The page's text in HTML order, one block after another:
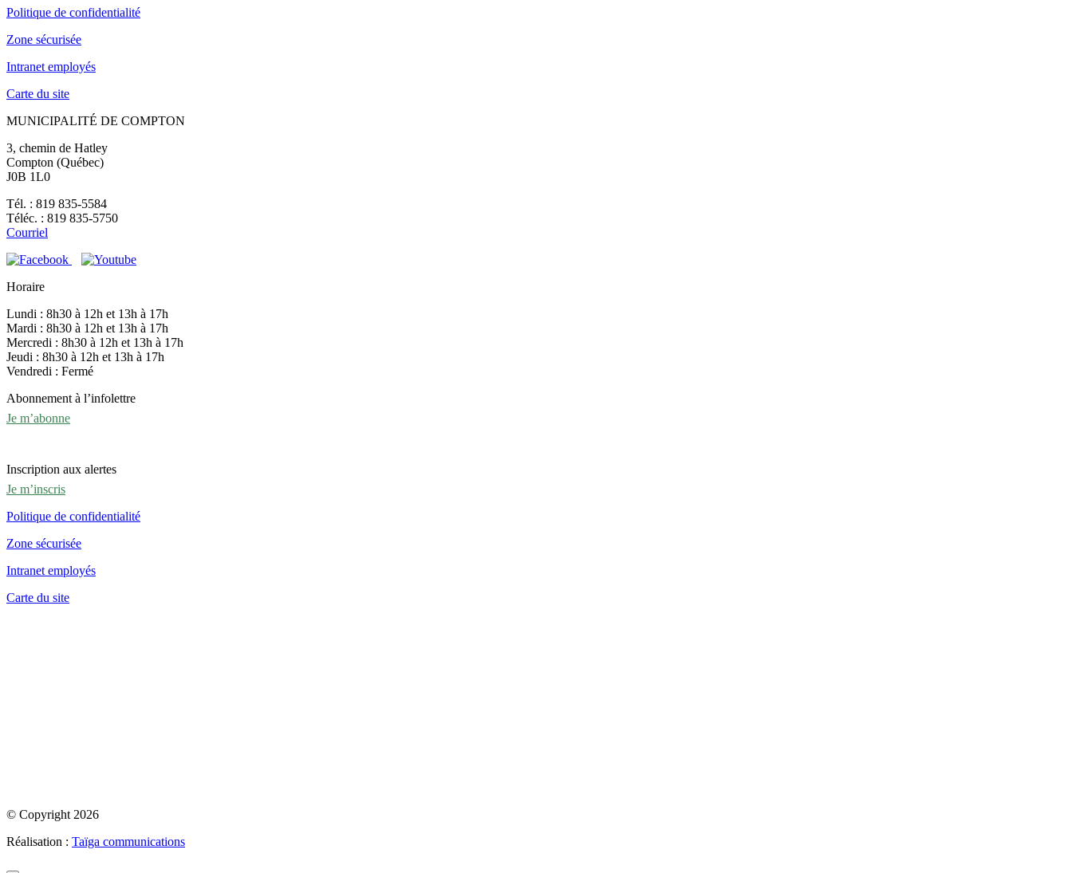
Politique de confidentialité
Zone sécurisée
Intranet employés
Carte du site
MUNICIPALITÉ DE COMPTON
3, chemin de Hatley
Compton (Québec)
J0B 1L0
Tél. : 819 835-5584
Téléc. : 819 835-5750
Courriel
Horaire
Lundi : 8h30 à 12h et 13h à 17h
Mardi : 8h30 à 12h et 13h à 17h
Mercredi : 8h30 à 12h et 13h à 17h
Jeudi : 8h30 à 12h et 13h à 17h
Vendredi : Fermé
Abonnement à l’infolettre
Je m’abonne
Inscription aux alertes
Je m’inscris
Politique de confidentialité
Zone sécurisée
Intranet employés
Carte du site
© Copyright 2026
Réalisation : Taïga communications